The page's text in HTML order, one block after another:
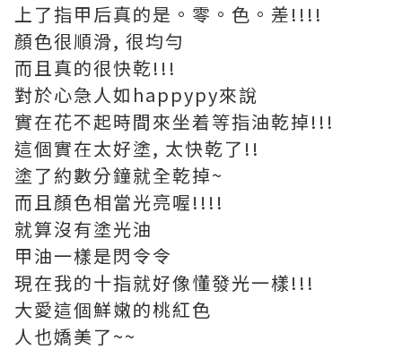
上了指甲后真的是。零。色。差!!!!
顏色很順滑, 很均勻
而且真的很快乾!!!
對於心急人如happypy來說
實在花不起時間來坐着等指油乾掉!!!
這個實在太好塗, 太快乾了!!
塗了約數分鐘就全乾掉~
而且顏色相當光亮喔!!!!
就算沒有塗光油
甲油一樣是閃令令
現在我的十指就好像懂發光一樣!!!
大愛這個鮮嫩的桃紅色
人也嬌美了~~